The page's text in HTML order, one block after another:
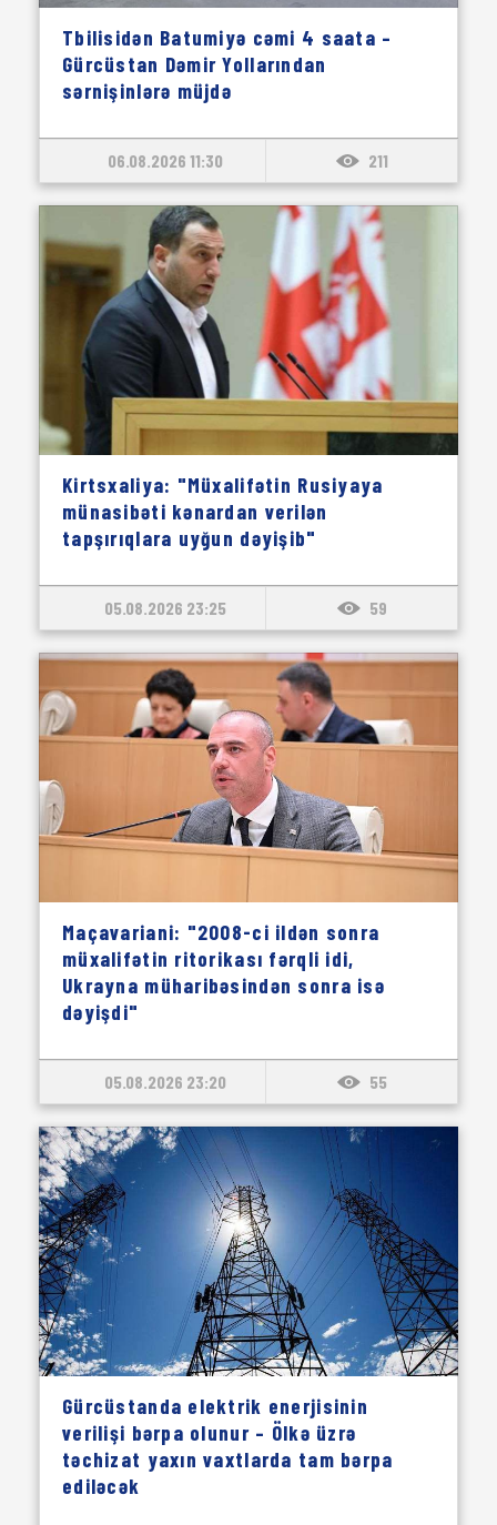
Tbilisidən Batumiyə cəmi 4 saata –
Gürcüstan Dəmir Yollarından
sərnişinlərə müjdə
06.08.2026 11:30 211
Kirtsxaliya: "Müxalifətin Rusiyaya
münasibəti kənardan verilən
tapşırıqlara uyğun dəyişib"
05.08.2026 23:25 59
Maçavariani: "2008-ci ildən sonra
müxalifətin ritorikası fərqli idi,
Ukrayna müharibəsindən sonra isə
dəyişdi"
05.08.2026 23:20 55
Gürcüstanda elektrik enerjisinin
verilişi bərpa olunur – Ölkə üzrə
təchizat yaxın vaxtlarda tam bərpa
ediləcək